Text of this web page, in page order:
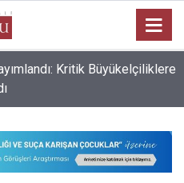
Kritik Büyükelçiliklere